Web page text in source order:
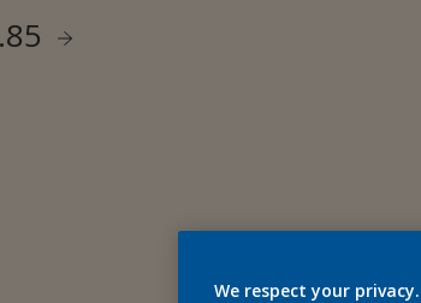
We respect your privacy.